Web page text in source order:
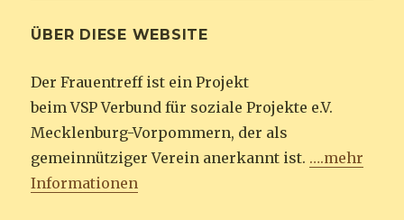
ÜBER DIESE WEBSITE
Der Frauentreff ist ein Projekt
beim VSP Verbund für soziale Projekte e.V.
Mecklenburg-Vorpommern, der als
gemeinnütziger Verein anerkannt ist. ….mehr
Informationen